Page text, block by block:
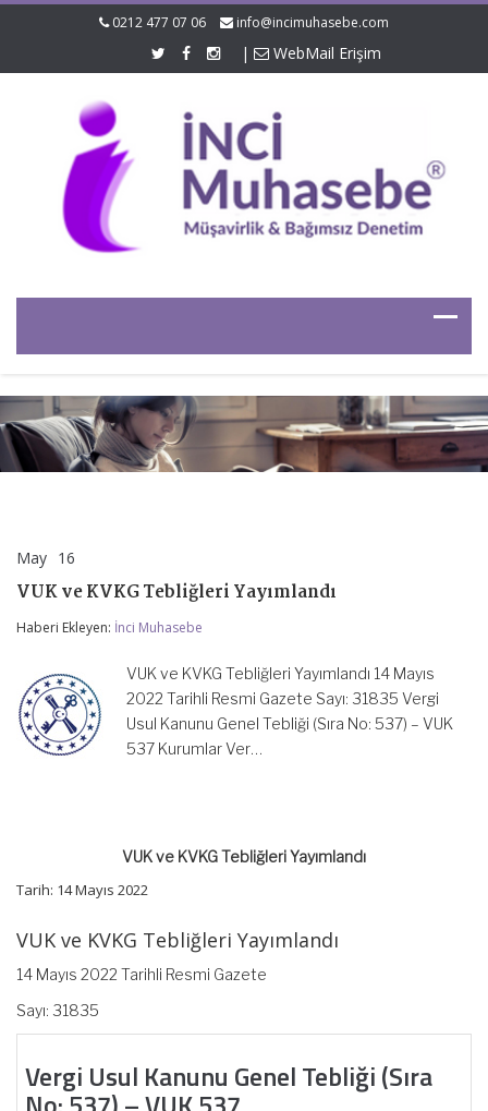
0212 477 07 06 info@incimuhasebe.com
| WebMail Erişim
May 16
KVKG
Yayımlandı
VUK ve KVKG Tebliğleri Yayımlandı
Haberi Ekleyen: İnci Muhasebe
VUK ve KVKG Tebliğleri Yayımlandı 14 Mayıs
2022 Tarihli Resmi Gazete Sayı: 31835 Vergi
Usul Kanunu Genel Tebliği (Sıra No: 537) – VUK
537 Kurumlar Ver…
VUK ve KVKG Tebliğleri Yayımlandı
Tarih: 14 Mayıs 2022
VUK ve KVKG Tebliğleri Yayımlandı
14 Mayıs 2022 Tarihli Resmi Gazete
Sayı: 31835
Vergi Usul Kanunu Genel Tebliği (Sıra